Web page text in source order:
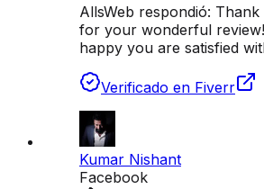
AllsWeb respondió: Thank
for your wonderful
happy you are satisfied
Verificado en Fiverr
Kumar Nishant
Facebook